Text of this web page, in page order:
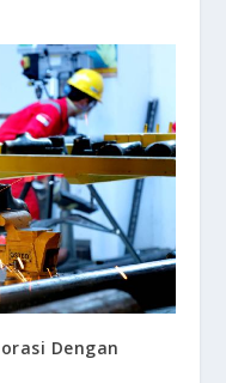
Dengan